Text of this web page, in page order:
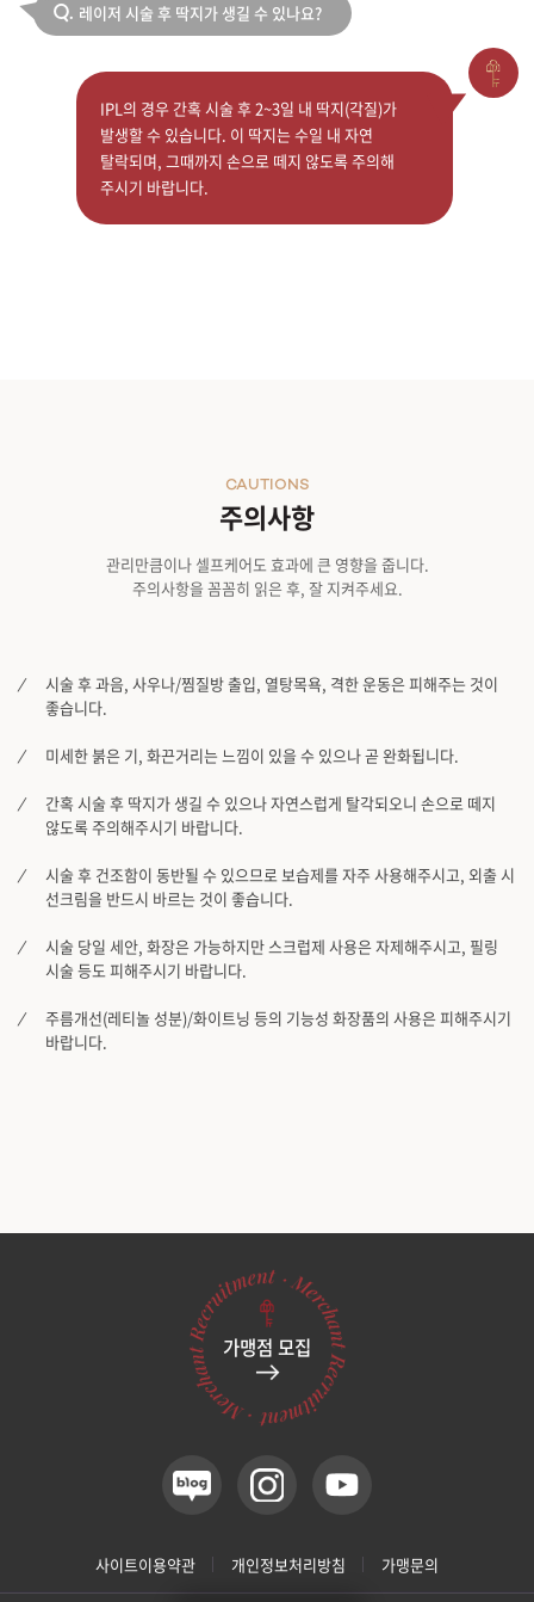
Q. 레이저 시술 후 딱지가 생길 수 있나요?
IPL의 경우 간혹 시술 후 2~3일 내 딱지(각질)가
발생할 수 있습니다. 이 딱지는 수일 내 자연
탈락되며, 그때까지 손으로 떼지 않도록 주의해
주시기 바랍니다.
주의사항
CAUTIONS
관리만큼이나 셀프케어도 효과에 큰 영향을 줍니다.
주의사항을 꼼꼼히 읽은 후, 잘 지켜주세요.
시술 후 과음, 사우나/찜질방 출입, 열탕목욕, 격한 운동은 피해주는 것이
좋습니다.
미세한 붉은 기, 화끈거리는 느낌이 있을 수 있으나 곧 완화됩니다.
간혹 시술 후 딱지가 생길 수 있으나 자연스럽게 탈각되오니 손으로 떼지
않도록 주의해주시기 바랍니다.
시술 후 건조함이 동반될 수 있으므로 보습제를 자주 사용해주시고, 외출 시
선크림을 반드시 바르는 것이 좋습니다.
시술 당일 세안, 화장은 가능하지만 스크럽제 사용은 자제해주시고, 필링
시술 등도 피해주시기 바랍니다.
주름개선(레티놀 성분)/화이트닝 등의 기능성 화장품의 사용은 피해주시기
바랍니다.
가맹점 모집
사이트이용약관 개인정보처리방침 가맹문의